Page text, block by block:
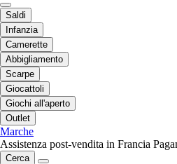
Saldi
Infanzia
Camerette
Abbigliamento
Scarpe
Giocattoli
Giochi all'aperto
Outlet
Marche
Assistenza post-vendita in Francia
Cerca